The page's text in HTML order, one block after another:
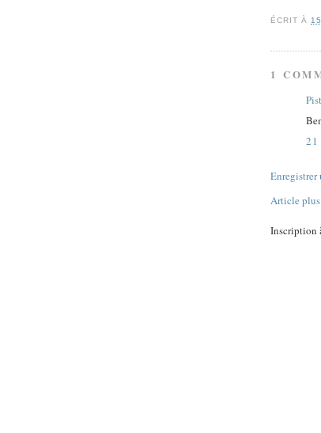
ÉCRIT À
1
Enregistrer
Article
Inscription